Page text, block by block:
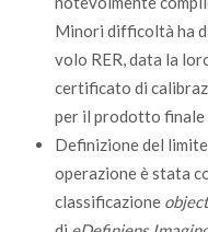
Minori difficoltà ha
volo RER, data la
certificato di
per il prodotto finale
Definizione del
operazione è stata
classificazione